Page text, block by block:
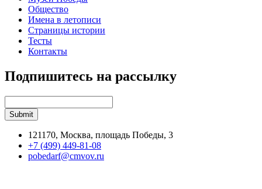
Общество
Имена в летописи
Страницы истории
Тесты
Контакты
Подпишитесь на рассылку
121170, Москва, площадь Победы, 3
+7 (499) 449-81-08
pobedarf@cmvov.ru